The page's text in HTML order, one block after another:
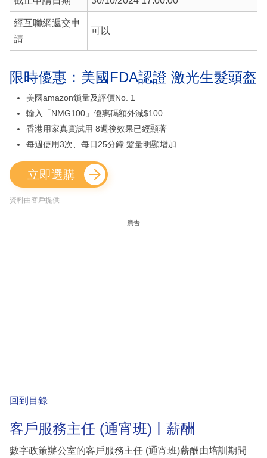
經互聯網遞交申
請
可以
限時優惠：美國FDA認證 激光生髮頭盔
美國amazon鎖量及評價No. 1
輸入「NMG100」優惠碼額外減$100
香港用家真實試用 8週後效果已經顯著
每週使用3次、每日25分鐘 髮量明顯增加
立即選購
資料由客戶提供
廣告
回到目錄
客戶服務主任 (通宵班)丨薪酬
數字政策辦公室的客戶服務主任 (通宵班)薪酬由培訓期間